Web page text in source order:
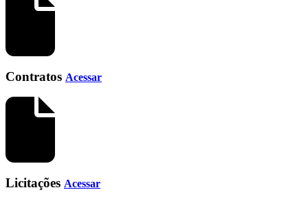
Contratos Acessar
Licitações Acessar